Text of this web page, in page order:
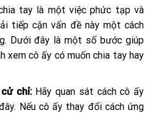
tay là một việc phức tạp và
tiếp cận vấn đề này một cách
Dưới đây là một số bước giúp
xem cô ấy có muốn chia tay hay
chỉ: Hãy quan sát cách cô ấy
Nếu cô ấy thay đổi cách ứng